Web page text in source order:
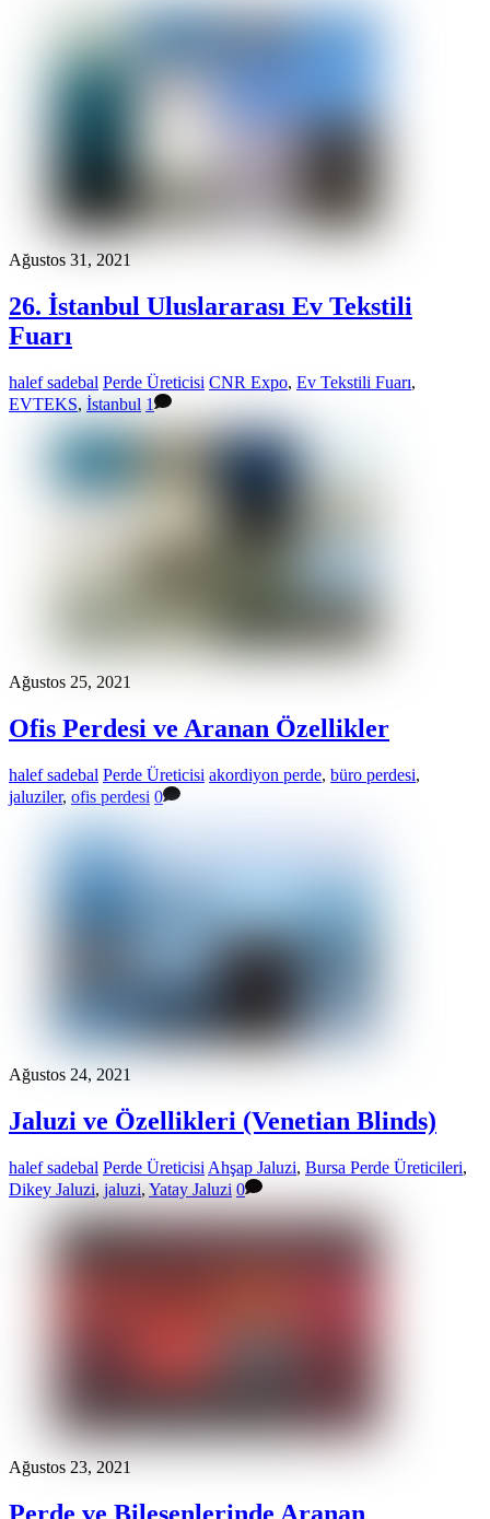
Ağustos 31, 2021
26. İstanbul Uluslararası Ev Tekstili
Fuarı
halef sadebal Perde Üreticisi CNR Expo, Ev Tekstili Fuarı,
EVTEKS, İstanbul 1
Ağustos 25, 2021
Ofis Perdesi ve Aranan Özellikler
halef sadebal Perde Üreticisi akordiyon perde, büro perdesi,
jaluziler, ofis perdesi 0
Ağustos 24, 2021
Jaluzi ve Özellikleri (Venetian Blinds)
halef sadebal Perde Üreticisi Ahşap Jaluzi, Bursa Perde Üreticileri,
Dikey Jaluzi, jaluzi, Yatay Jaluzi 0
Ağustos 23, 2021
Perde ve Bileşenlerinde Aranan